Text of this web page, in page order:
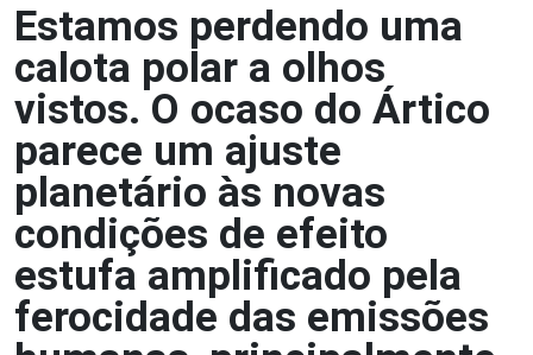
Estamos perdendo uma
calota polar a olhos
vistos. O ocaso do Ártico
parece um ajuste
planetário às novas
condições de efeito
estufa amplificado pela
ferocidade das emissões